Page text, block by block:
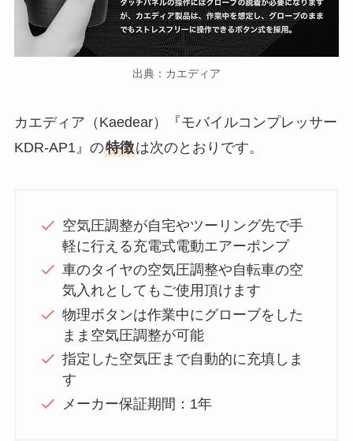
出典：カエディア
カエディア（Kaedear）『モバイルコンプレッサー
KDR-AP1』の特徴は次のとおりです。
空気圧調整が自宅やツーリング先で手
軽に行える充電式電動エアーポンプ
車のタイヤの空気圧調整や自転車の空
気入れとしてもご使用頂けます
物理ボタンは作業中にグローブをした
まま空気圧調整が可能
指定した空気圧まで自動的に充填しま
す
メーカー保証期間：1年